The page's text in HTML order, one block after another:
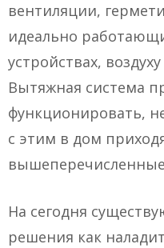
вентиляции,
идеально
устройствах,
Вытяжная система
функционировать,
с этим в дом
На сегодня
решения как